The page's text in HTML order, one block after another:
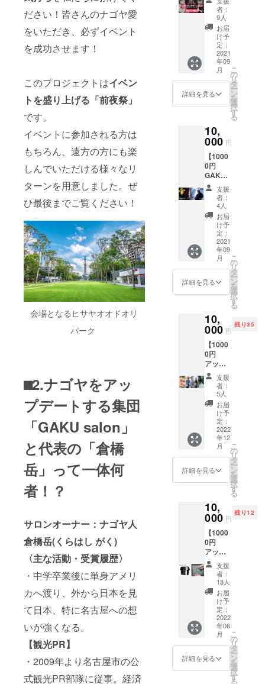
ださい！皆さんのナゴヤ愛
をいただき、必ずイベント
を成功させます！
このプロジェクトはイベン
トを盛り上げる「前夜祭」
です。
イベントに参加される方は
もちろん、遠方の方にも楽
しんでいただける様々なリ
ターンを用意しました。ぜ
ひ最後までご覧ください！
会場となるヒサヤオオドオリ
パーク
⬛︎2.ナゴヤをアッ
プデートする集団
「GAKU salon」
と代表の「倉橋
岳」って一体何
者！？
サロンオーナー：ナゴヤ人
倉橋岳(くらはし がく)
〈主な活動・受賞履歴〉
・中学卒業後に単身アメリ
カへ渡り、外から日本を見
て日本、特に名古屋への想
いが強くなる。
【観光PR】
・2009年より名古屋市の公
式観光PR部隊に従事。経済
ジュー
ル)にお
名前な
どを記
載して
飾る事
ができ
ます。
モ
ルは当
日受付
渡しと
なりま
す。
CAMPF
IREの支
援完了
メール
と、支
援時の
ユー
ザーID
をイベ
ントの
受付に
て提示
してく
ださ
い。 イ
ベント
頂けな
かった
方は権
利を失
効され
ますの
でご了
承くだ
さい。
ついて
ご連絡
いたし
ます。
※キャン
プファ
イアー
のコ
ティよ
り入っ
す。
https://
commu
nity.ca
mp-
fire.jp/p
rojects/
view/31
5573
【特典
②】倉
橋岳か
らお礼
のビデ
倉橋岳
自身を
へのリ
ターン
です。
倉橋岳
が感謝
の気持
ちを込
めたお
礼のビ
デオ
メッ
セージ
を撮影
してお
送りし
【特典
③】黒
手ぬぐ
い 礼服
でもあ
る伝統
の黒紋
付染
（くろ
もんつ
きぞ
め）を
今でも
使いや
すい
「手拭
い」の
形にし
てお届
け。最
高級の
ゴヤ
神」
300,000
円がご
ざいま
す。 物
品は当
日、イ
ベント
会場内
なりま
す。
CAMPF
IREの支
援完了
メール
と、支
援時の
ユー
ザーID
を受付
にて提
示して
くださ
い。 イ
にお越
し頂け
は、後
日配送
致しま
す。 称
号に応
じて缶
バッジ
の大き
さやデ
ザイ
ン・名
前掲載
の場所
や大き
す。
場内の
受付に
てお渡
しとな
りま
す。
CAMPF
IREの支
援完了
メール
ザーID
を受付
示して
くださ
い。 イ
ベント
にお越
し頂け
なかっ
た方に
は、後
日配送
致しま
す。
「別室
モニ
ター観
覧券」
←サブ
チケッ
ト】 9
月19日
(日)17:0
0〜
18:00開
貴文×倉
橋岳ス
ペシャ
ル対
談」
を、 テ
レビ塔
(3F)
THE
TOWER
LOUNG
CASHI
ME（カ
シメ）
内の別
室にて
る権利
です。
チケッ
トは別
リター
ンで
す。 支
援者に
は参加
方法の
詳細を
メール
にてお
送りい
たしま
す。
者：
9人
お届
け予
定：
2021
年09
月
詳細を見る
こ
の
リ
タ
ー
ン
を
選
択
す
る
10,
000 円
【1000
0円
GAKU
Salon公
式コー
ス】 ※
下記2つ
からご
希望の
特典を1
つお選
びくだ
さい。
【特典
①】
４ヶ月
参加権
「GAK
U salon
〜ナゴ
ヤ・
アップ
デー
ター
ズ〜」
は、ナ
ゴヤを
面白が
りなが
ら、自
分達が
望むマ
と考え
る「ナ
アップ
デー
ター
ズ」が
集うオ
ンライ
ンサロ
ンで
す。
GAKU
salon〜
ナゴ
ヤ・
アップ
支援
者：
4人
お届
け予
定：
2021
年09
月
詳細を見る
こ
の
リ
タ
ー
ン
を
選
択
す
る
10,
000 円
残り35
【1000
0円
アップ
デー
ターズ
特選
「伝
統」
コー
ス】 ※
下記4つ
からご
希望の
特典を1
つお選
【特典
①】駄
菓子
バー3時
間ペア
食べ飲
み放題
名古屋
の歴史
かおる
四間道
路地裏
の駄菓
子屋
バー
【ベネ
チ
支援
者：
5人
お届
け予
定：
2022
年12
月
詳細を見る
こ
の
リ
タ
ー
ン
を
選
択
す
る
10,
000 円
残り12
【1000
0円
アップ
デー
ターズ
特選
「アー
ト」
コー
ス】 ※
下記2つ
からご
希望の
特典を1
つお選
支援
者：
18人
お届
け予
定：
2022
年06
月
詳細を見る
こ
の
リ
タ
ー
ン
を
選
択
す
る